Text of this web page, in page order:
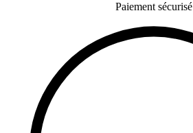
Paiement sécurisé